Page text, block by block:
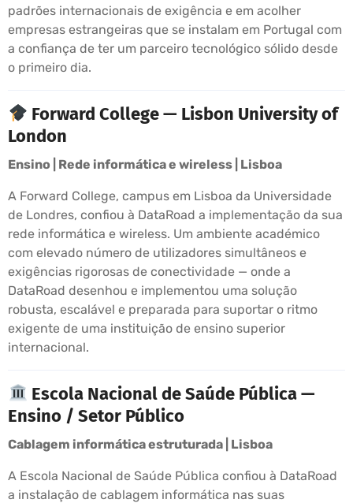
padrões internacionais de exigência e em acolher
empresas estrangeiras que se instalam em Portugal com
a confiança de ter um parceiro tecnológico sólido desde
o primeiro dia.
Forward College — Lisbon University of
London
Ensino | Rede informática e wireless | Lisboa
A Forward College, campus em Lisboa da Universidade
de Londres, confiou à DataRoad a implementação da sua
rede informática e wireless. Um ambiente académico
com elevado número de utilizadores simultâneos e
exigências rigorosas de conectividade — onde a
DataRoad desenhou e implementou uma solução
robusta, escalável e preparada para suportar o ritmo
exigente de uma instituição de ensino superior
internacional.
Escola Nacional de Saúde Pública —
Ensino / Setor Público
Cablagem informática estruturada | Lisboa
A Escola Nacional de Saúde Pública confiou à DataRoad
a instalação de cablagem informática nas suas